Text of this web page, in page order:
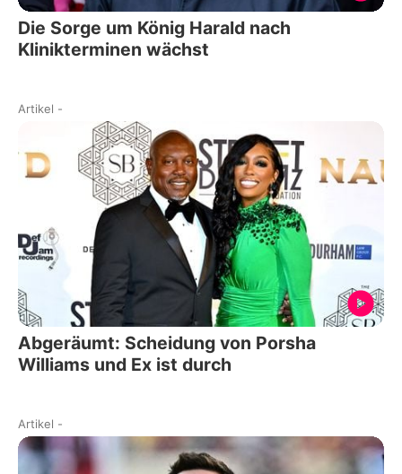
Die Sorge um König Harald nach
Klinikterminen wächst
Artikel -
Abgeräumt: Scheidung von Porsha
Williams und Ex ist durch
Artikel -